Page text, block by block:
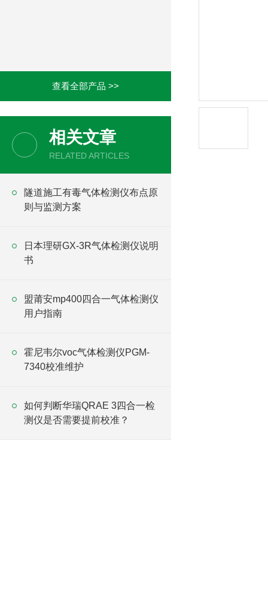
查看全部产品 >>
相关文章
RELATED ARTICLES
隧道施工有毒气体检测仪布点原
则与监测方案
日本理研GX-3R气体检测仪说明
书
盟莆安mp400四合一气体检测仪
用户指南
霍尼韦尔voc气体检测仪PGM-
7340校准维护
如何判断华瑞QRAE 3四合一检
测仪是否需要提前校准？